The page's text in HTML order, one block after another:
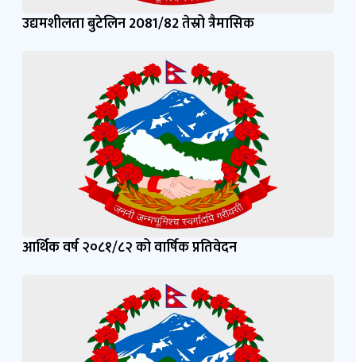
उद्यमशीलता बुटेलिन 2081/82 तेस्रो त्रैमासिक
आर्थिक वर्ष २०८१/८२ को वार्षिक प्रतिवेदन